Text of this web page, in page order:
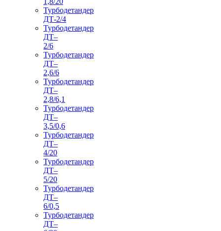
Турбодетандер
ДТ-2/4
Турбодетандер
ДТ–
2/6
Турбодетандер
ДТ–
2,6/6
Турбодетандер
ДТ–
2,8/6,1
Турбодетандер
ДТ–
3,5/0,6
Турбодетандер
ДТ–
4/20
Турбодетандер
ДТ–
5/20
Турбодетандер
ДТ–
6/0,5
Турбодетандер
ДТ–